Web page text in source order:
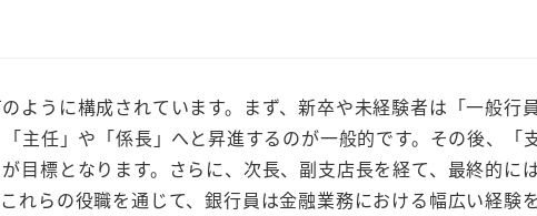
ように構成されています。まず、新卒や未経験者は「一般行
主任」や「係長」へと昇進するのが一般的です。その後、「
目標となります。さらに、次長、副支店長を経て、最終的に
れらの役職を通じて、銀行員は金融業務における幅広い経験